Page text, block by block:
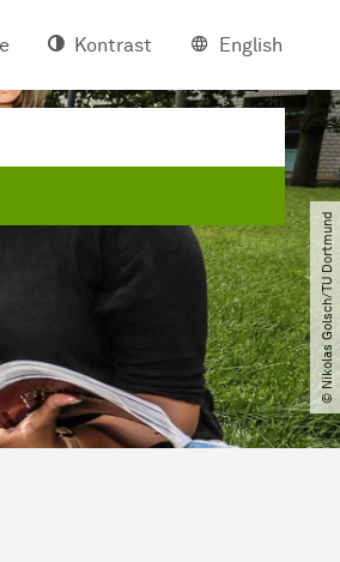
Kontrast English
© Nikolas Golsch​/​TU Dortmund